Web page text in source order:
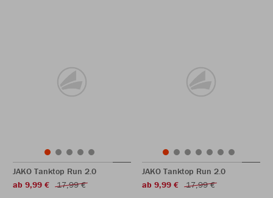
JAKO Tanktop Run 2.0
ab 9,99 €
17,99 €
JAKO Tanktop Run 2.0
ab 9,99 €
17,99 €